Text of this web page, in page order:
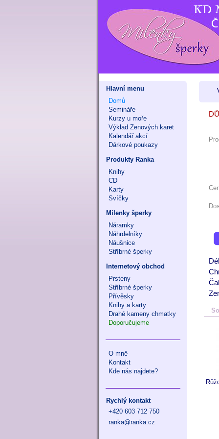
Hlavní menu
Domů
Semináře
Kurzy u moře
Výklad Zenových karet
Kalendář akcí
Dárkové poukazy
Produkty Ranka
Knihy
CD
Karty
Svíčky
Milenky šperky
Náramky
Náhrdelníky
Náušnice
Stříbrné šperky
Internetový obchod
Prsteny
Stříbrné šperky
Přívěsky
Knihy a karty
Drahé kameny chmatky
Doporučujeme
O mně
Kontakt
Kde nás najdete?
Rychlý kontakt
+420 603 712 750
ranka@ranka.cz